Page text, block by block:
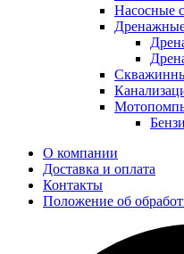
Насосные
О компании
Доставка и оплата
Контакты
Положение об